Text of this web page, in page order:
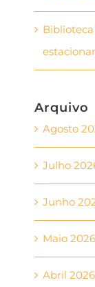
Arquivo
Agosto
Julho
Junho
Maio 2026
Abril 2026